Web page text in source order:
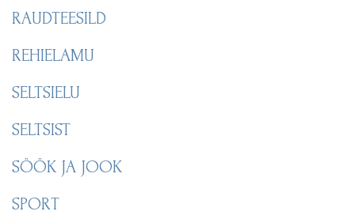
RAUDTEESILD
REHIELAMU
SELTSIELU
SELTSIST
SÖÖK JA JOOK
SPORT